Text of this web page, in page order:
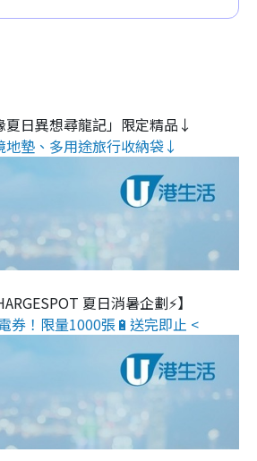
日異想尋龍記」限定精品↓
墊、多用途旅行收納袋↓
夏日消暑企劃⚡】
券！限量1000張🔋送完即止 <